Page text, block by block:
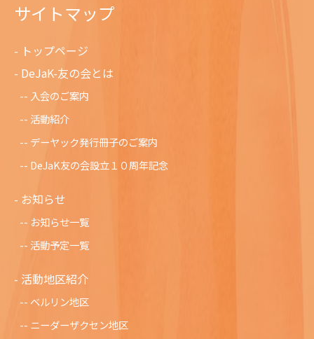
サイトマップ
トップページ
DeJaK-友の会とは
入会のご案内
活動紹介
デーヤック発行冊子のご案内
DeJaK友の会設立１０周年記念
お知らせ
お知らせ一覧
活動予定一覧
活動地区紹介
ベルリン地区
ニーダーザクセン地区